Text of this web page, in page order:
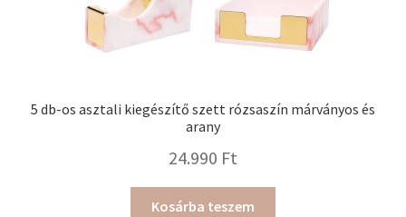
5 db-os asztali kiegészítő szett rózsaszín márványos és
arany
24.990 Ft
Kosárba teszem